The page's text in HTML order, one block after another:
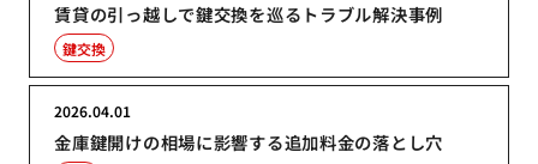
賃貸の引っ越しで鍵交換を巡るトラブル解決事例
鍵交換
金庫鍵開けの相場に影響する追加料金の落とし穴
2026.04.01